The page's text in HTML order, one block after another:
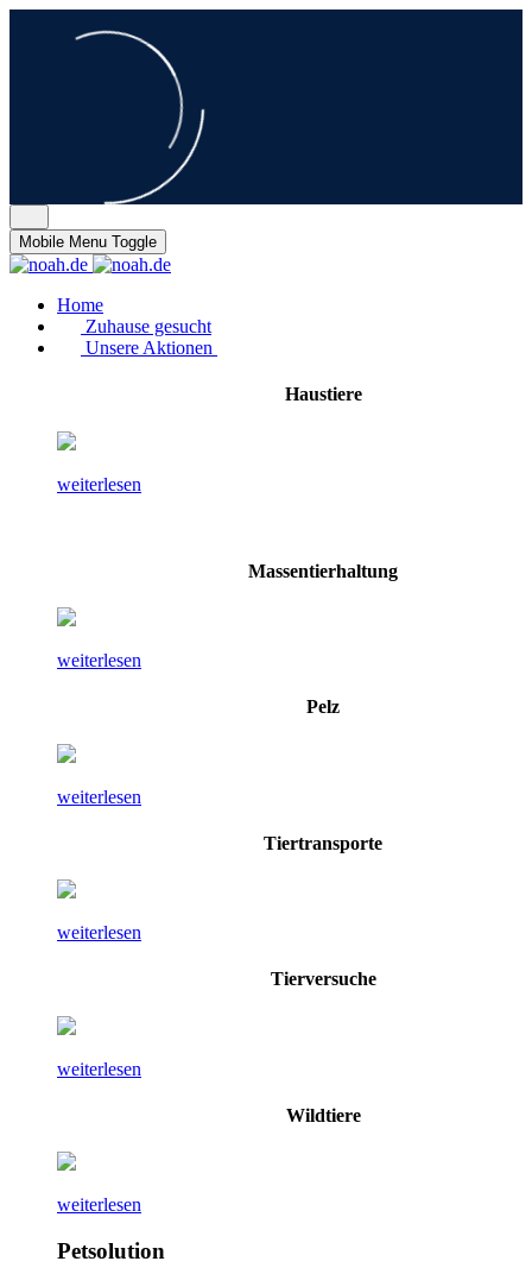
Mobile Menu Toggle
Home
Zuhause gesucht
Unsere Aktionen
Haustiere
weiterlesen
Massentierhaltung
weiterlesen
Pelz
weiterlesen
Tiertransporte
weiterlesen
Tierversuche
weiterlesen
Wildtiere
weiterlesen
Petsolution